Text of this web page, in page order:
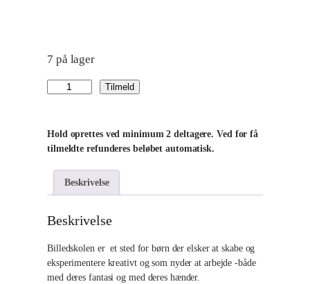
7 på lager
l
s
k
l
e
Tilmeld
Hold oprettes ved minimum 2 deltagere. Ved for få
tilmeldte refunderes beløbet automatisk.
Beskrivelse
Beskrivelse
Billedskolen er et sted for børn der elsker at skabe og
eksperimentere kreativt og som nyder at arbejde -både
med deres fantasi og med deres hænder.